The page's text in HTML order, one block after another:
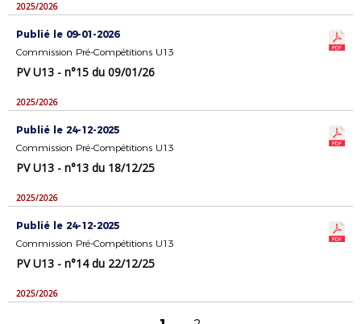
2025/2026
Publié le 09-01-2026
Commission Pré-Compétitions U13
PV U13 - n°15 du 09/01/26
2025/2026
Publié le 24-12-2025
Commission Pré-Compétitions U13
PV U13 - n°13 du 18/12/25
2025/2026
Publié le 24-12-2025
Commission Pré-Compétitions U13
PV U13 - n°14 du 22/12/25
2025/2026